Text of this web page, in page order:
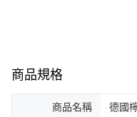
商品規格
商品名稱 德國